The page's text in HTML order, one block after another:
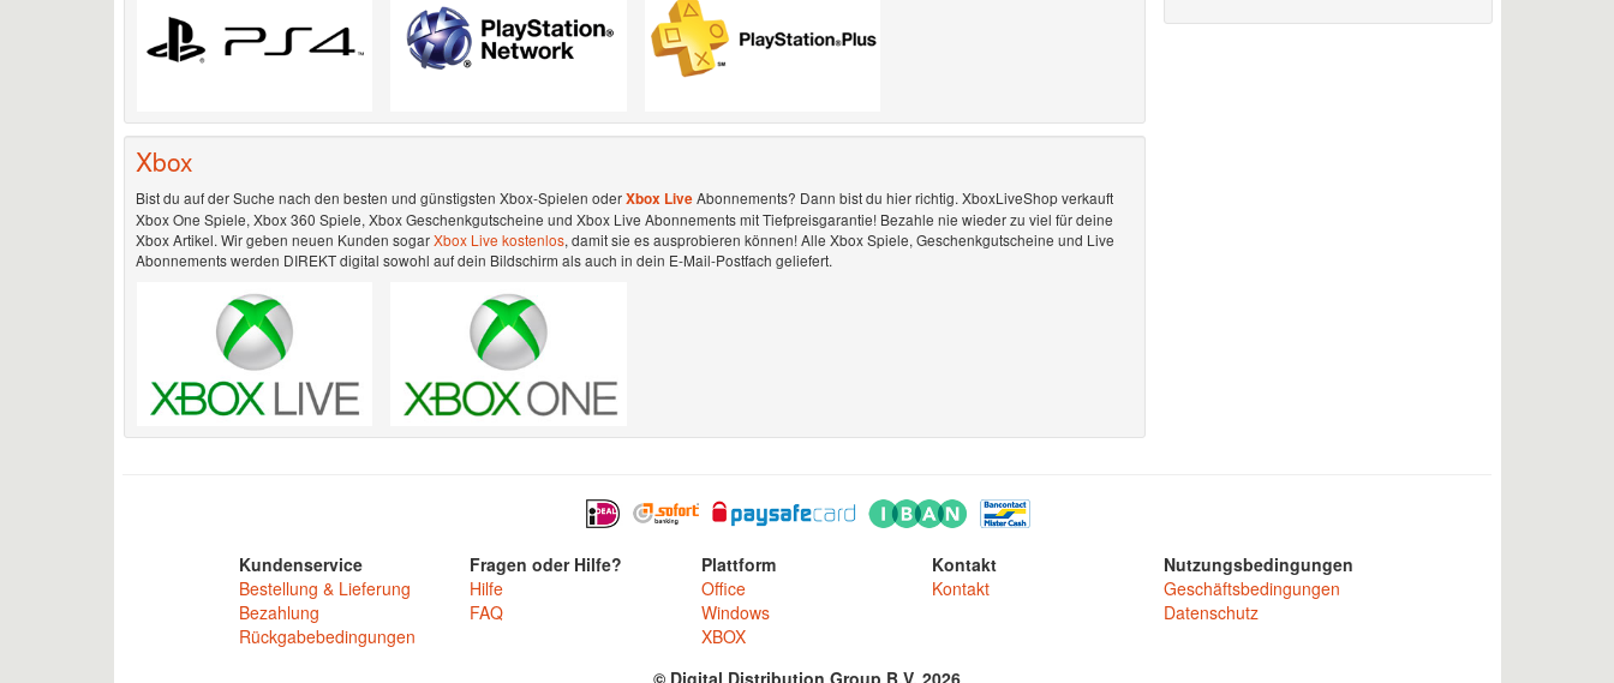
Xbox
Bist du auf der Suche nach den besten und günstigsten Xbox-Spielen oderXbox LiveAbonnements? Dann bist du hier richtig. XboxLiveShop verkauft
Xbox One Spiele, Xbox 360 Spiele, Xbox Geschenkgutscheine und Xbox Live Abonnements mit Tiefpreisgarantie! Bezahle nie wieder zu viel für deine
Xbox Artikel. Wir geben neuen Kunden sogarXbox Live kostenlos, damit sie es ausprobieren können! Alle Xbox Spiele, Geschenkgutscheine und Live
Abonnements werden DIREKT digital sowohl auf dein Bildschirm als auch in dein E-Mail-Postfach geliefert.
Kundenservice
Bestellung & Lieferung
Bezahlung
Rückgabebedingungen
Fragen oder Hilfe?
Hilfe
FAQ
Plattform
Office
Windows
XBOX
Kontakt
Kontakt
Nutzungsbedingungen
Geschäftsbedingungen
Datenschutz